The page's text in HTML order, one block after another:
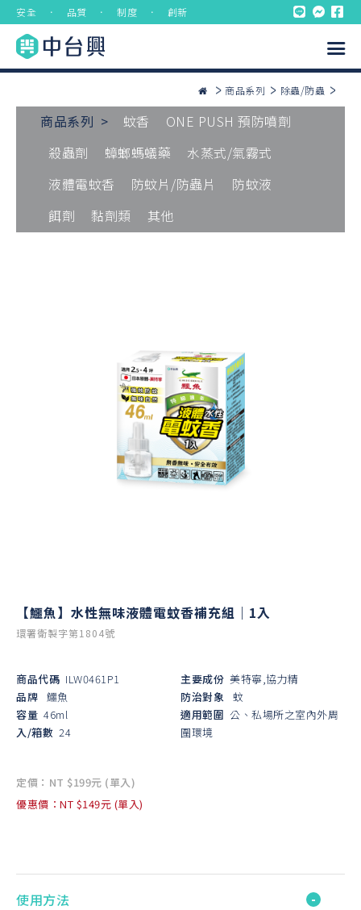
安全 ． 品質 ． 制度 ． 創新
商品系列 除蟲/防蟲
商品系列 > 蚊香
ONE PUSH 預防噴劑
殺蟲劑
蟑螂螞蟻藥
水蒸式/氣霧式
液體電蚊香
防蚊片/防蟲片
防蚊液
餌劑
黏劑類 其他
【鱷魚】水性無味液體電蚊香補充組｜1入
環署衛製字第1804號
商品代碼 ILW0461P1
品牌 鱷魚
容量 46ml
入/箱數 24
主要成份 美特寧,協力精
防治對象 蚊
適用範圍 公、私場所之室內外周
圍環境
定價：NT $199元 (單入)
優惠價：NT $149元 (單入)
使用方法